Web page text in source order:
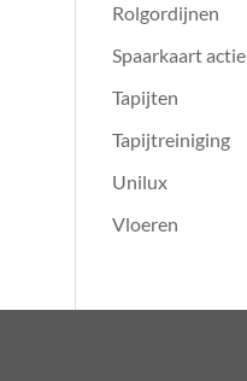
Rolgordijnen
Spaarkaart actie
Tapijten
Tapijtreiniging
Unilux
Vloeren